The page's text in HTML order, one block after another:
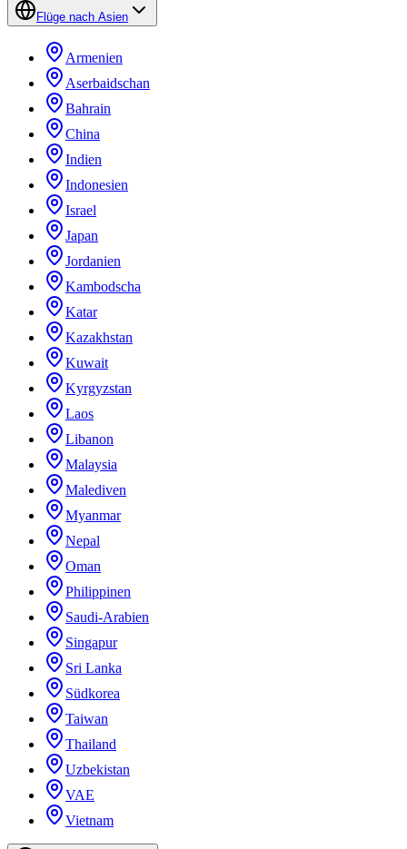
Flüge nach Asien
Armenien
Aserbaidschan
Bahrain
China
Indien
Indonesien
Israel
Japan
Jordanien
Kambodscha
Katar
Kazakhstan
Kuwait
Kyrgyzstan
Laos
Libanon
Malaysia
Malediven
Myanmar
Nepal
Oman
Philippinen
Saudi-Arabien
Singapur
Sri Lanka
Südkorea
Taiwan
Thailand
Uzbekistan
VAE
Vietnam